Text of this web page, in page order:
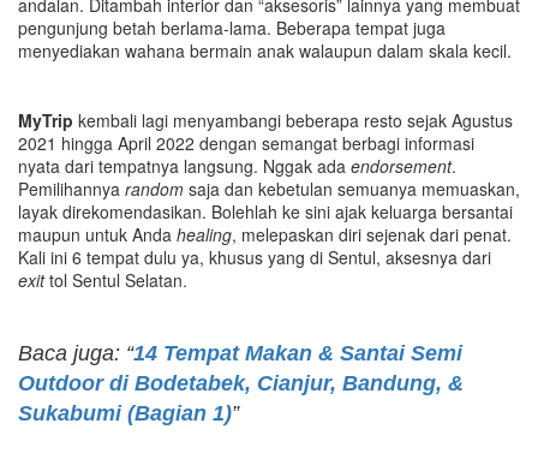
pengunjung betah berlama-lama. Beberapa tempat juga
menyediakan wahana bermain anak walaupun dalam skala kecil.
MyTrip kembali lagi menyambangi beberapa resto sejak Agustus
2021 hingga April 2022 dengan semangat berbagi informasi
nyata dari tempatnya langsung. Nggak ada endorsement.
Pemilihannya random saja dan kebetulan semuanya memuaskan,
layak direkomendasikan. Bolehlah ke sini ajak keluarga bersantai
maupun untuk Anda healing, melepaskan diri sejenak dari penat.
Kali ini 6 tempat dulu ya, khusus yang di Sentul, aksesnya dari
exittol Sentul Selatan.
Baca juga: “14 Tempat Makan & Santai Semi
Outdoor di Bodetabek, Cianjur, Bandung, &
Sukabumi (Bagian 1)”